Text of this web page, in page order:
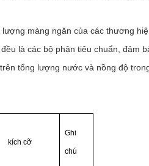
màng ngăn của các thương
là các bộ phận tiêu chuẩn, đảm
tổng lượng nước và nồng độ
kích cỡ
Ghi
chú